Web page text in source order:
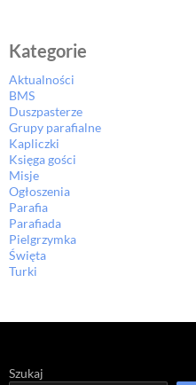
Kategorie
Aktualności
BMS
Duszpasterze
Grupy parafialne
Kapliczki
Księga gości
Misje
Ogłoszenia
Parafia
Parafiada
Pielgrzymka
Święta
Turki
Szukaj